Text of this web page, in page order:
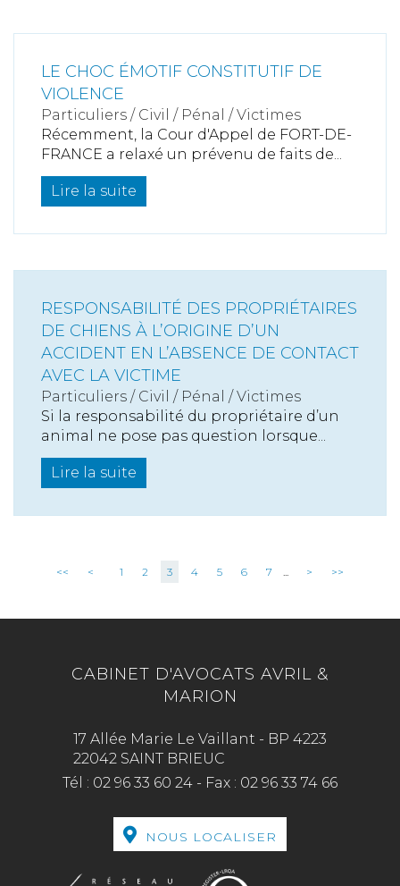
LE CHOC ÉMOTIF CONSTITUTIF DE
VIOLENCE
Particuliers / Civil / Pénal /Victimes
Récemment, la Cour d'Appel de FORT-DE-
FRANCE a relaxé un prévenu de faits de...
Lire la suite
RESPONSABILITÉ DES PROPRIÉTAIRES
DE CHIENS À L’ORIGINE D’UN
ACCIDENT EN L’ABSENCE DE CONTACT
AVEC LA VICTIME
Particuliers / Civil / Pénal /Victimes
Si la responsabilité du propriétaire d’un
animal ne pose pas question lorsque...
Lire la suite
<< < 1 2 3 4 5 6 7 ... > >>
CABINET D'AVOCATS AVRIL &
MARION
17 Allée Marie Le Vaillant - BP 4223
22042 SAINT BRIEUC
Tél : 02 96 33 60 24 - Fax : 02 96 33 74 66
NOUS LOCALISER